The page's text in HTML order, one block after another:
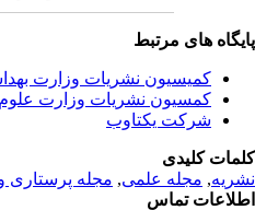
های مرتبط
کمیسیون نشریات وزارت
کمسیون نشریات وزارت علوم
شرکت یکتاوب
کلیدی
,مجله علمی, مجله پرستاری و
تماس